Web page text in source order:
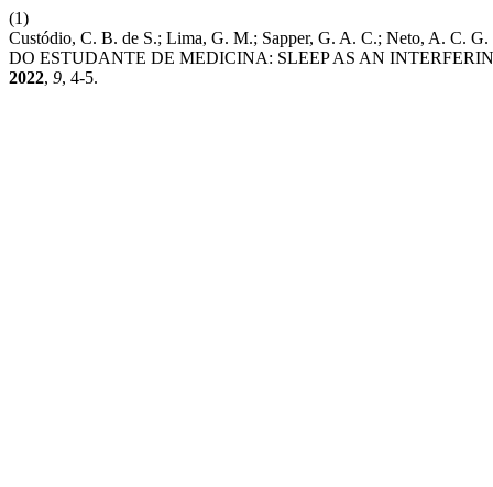
(1)
Custódio, C. B. de S.; Lima, G. M.; Sapper, G. A. C.; Neto, A.
DO ESTUDANTE DE MEDICINA: SLEEP AS AN
2022, 9, 4-5.